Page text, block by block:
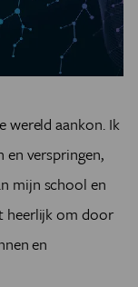
wereld aankon. Ik
en verspringen,
mijn school en
heerlijk om door
en